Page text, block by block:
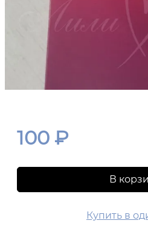
100 ₽
В
Купить в